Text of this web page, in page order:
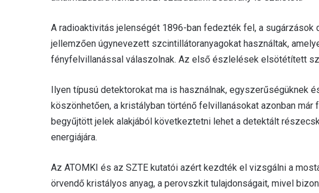
A radioaktivitás jelenségét 1896-ban fedezték fel, a sugárzások
jellemzően úgynevezett szcintillátoranyagokat használtak,
fényfelvillanással válaszolnak. Az első észlelések elsötétített
Ilyen típusú detektorokat ma is használnak, egyszerűségüknek
köszönhetően, a kristályban történő felvillanásokat azonban
begyűjtött jelek alakjából következtetni lehet a detektált
energiájára.
Az ATOMKI és az SZTE kutatói azért kezdték el vizsgálni a
örvendő kristályos anyag, a perovszkit tulajdonságait, mivel